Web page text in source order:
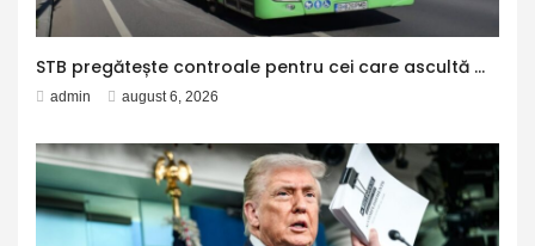
STB pregătește controale pentru cei care ascultă muzică sau vorbesc pe speaker în mijloacele de transport. Metrorex lansează o campanie pentru păstrarea liniștii în metrou
admin august 6, 2026